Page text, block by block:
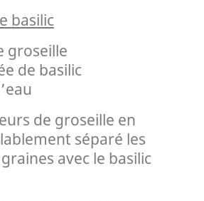
basilic
groseille
de basilic
de groseille en
séparé les
avec le basilic